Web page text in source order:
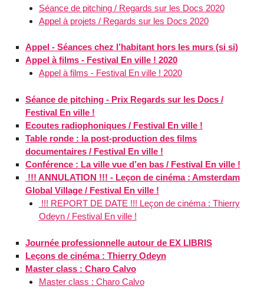
Séance de pitching / Regards sur les Docs 2020
Appel à projets / Regards sur les Docs 2020
Appel - Séances chez l’habitant hors les murs (si si)
Appel à films - Festival En ville ! 2020
Appel à films - Festival En ville ! 2020
Séance de pitching - Prix Regards sur les Docs /
Festival En ville !
Ecoutes radiophoniques / Festival En ville !
Table ronde : la post-production des films
documentaires / Festival En ville !
Conférence : La ville vue d’en bas / Festival En ville !
!!! ANNULATION !!! - Leçon de cinéma : Amsterdam
Global Village / Festival En ville !
!!! REPORT DE DATE !!! Leçon de cinéma : Thierry
Odeyn / Festival En ville !
Journée professionnelle autour de EX LIBRIS
Leçons de cinéma : Thierry Odeyn
Master class : Charo Calvo
Master class : Charo Calvo